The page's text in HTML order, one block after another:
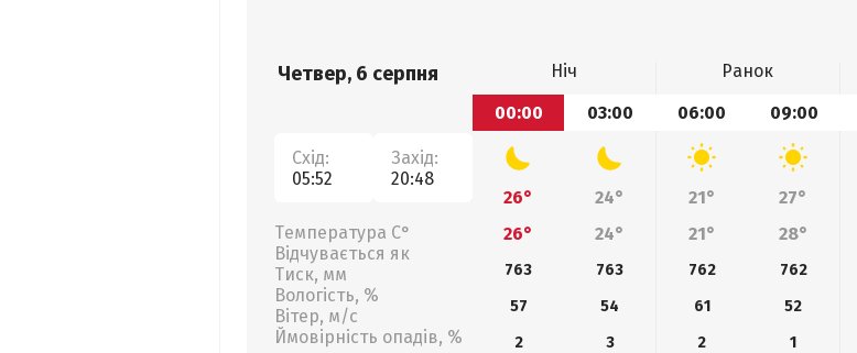
Четвер, 6 серпня
Схід:
05:52
Захід:
20:48
Температура С°
Відчувається як
Тиск, мм
Вологість, %
Вітер, м/с
Ймовірність опадів, %
Ніч Ранок
00:00
03:00 06:00 09:00
26° 24° 21° 27°
26°
24° 21° 28°
763 763 762 762
57
54 61 52
2
3 2 1